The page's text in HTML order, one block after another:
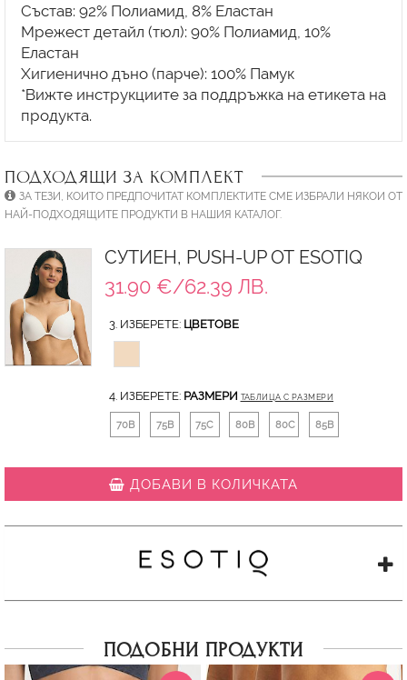
Състав: 92% Полиамид, 8% Еластан
Мрежест детайл (тюл): 90% Полиамид, 10%
Еластан
Хигиенично дъно (парче): 100% Памук
*Вижте инструкциите за поддръжка на етикета на
ПОДХОДЯЩИ ЗА КОМПЛЕКТ
ЗА ТЕЗИ, КОИТО ПРЕДПОЧИТАТ КОМПЛЕКТИТЕ СМЕ ИЗБРАЛИ НЯКОИ ОТ
НАЙ-ПОДХОДЯЩИТЕ ПРОДУКТИ В НАШИЯ КАТАЛОГ.
СУТИЕН, PUSH-UP ОТ ESOTIQ
31.90 €/62.39 ЛВ.
3. ИЗБЕРЕТЕ: ЦВЕТОВЕ
4. ИЗБЕРЕТЕ: РАЗМЕРИ ТАБЛИЦА С РАЗМЕРИ
70B 75B 75C 80B 80C 85B
ДОБАВИ В КОЛИЧКАТА
ПОДОБНИ ПРОДУКТИ